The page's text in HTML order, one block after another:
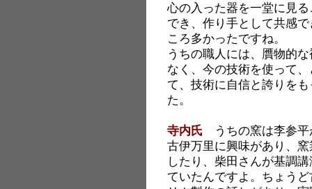
心の入った器を一堂に見る
でき、作り手として共感
ころ多かったですね。
うちの職人には、贋物的
なく、今の技術を使って
て、技術に自信と誇りを
た。
寺内氏 うちの窯は李参平
古伊万里に興味があり、
したり、柴田さんが基調
ていたんですよ。ちょう